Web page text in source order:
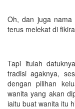
Oh, dan juga nama
terus melekat di
Tapi itulah
tradisi agaknya,
dengan pilihan
wanita yang akan
iaitu buat wanita itu